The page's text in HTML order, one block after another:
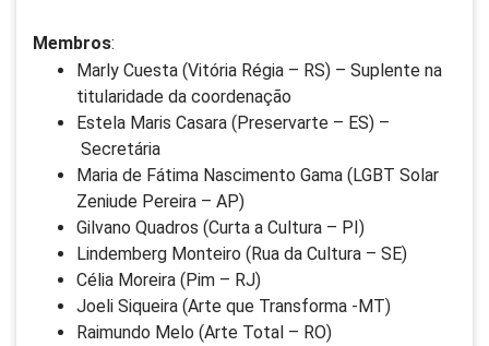
Membros:
Marly Cuesta (Vitória Régia – RS) – Suplente na
titularidade da coordenação
Estela Maris Casara (Preservarte – ES) –
Secretária
Maria de Fátima Nascimento Gama (LGBT Solar
Zeniude Pereira – AP)
Gilvano Quadros (Curta a Cultura – PI)
Lindemberg Monteiro (Rua da Cultura – SE)
Célia Moreira (Pim – RJ)
Joeli Siqueira (Arte que Transforma -MT)
Raimundo Melo (Arte Total – RO)